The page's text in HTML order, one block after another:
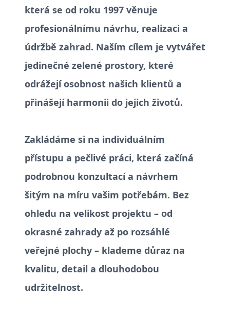
která se od roku 1997 věnuje
profesionálnímu návrhu, realizaci a
údržbě zahrad. Naším cílem je vytvářet
jedinečné zelené prostory, které
odrážejí osobnost našich klientů a
přinášejí harmonii do jejich životů.
Zakládáme si na individuálním
přístupu a pečlivé práci, která začíná
podrobnou konzultací a návrhem
šitým na míru vašim potřebám. Bez
ohledu na velikost projektu – od
okrasné zahrady až po rozsáhlé
veřejné plochy – klademe důraz na
kvalitu, detail a dlouhodobou
udržitelnost.